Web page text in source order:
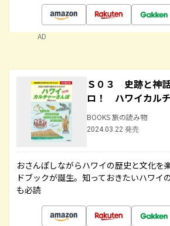
AD
Ｓ０３ 史跡と神
ロ！ ハワイカル
BOOKS 旅の読み物
2024.03.22 発売
おさんぽしながらハワイの歴史と文化を
ドブックが誕生。知っておきたいハワイ
も必読